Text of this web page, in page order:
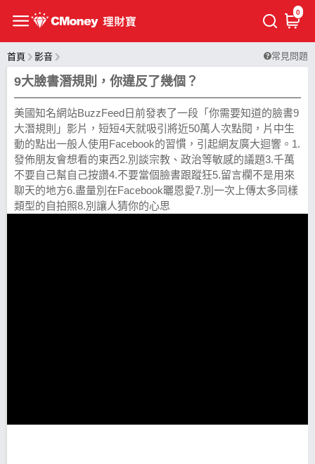
0
首頁 影音 常見問題
9大臉書潛規則，你違反了幾個？
美國知名網站BuzzFeed日前發表了一段「你需要知道的臉書9
大潛規則」影片，短短4天就吸引將近50萬人次點閱，片中生
動的點出一般人使用Facebook的習慣，引起網友廣大迴響。1.
發佈朋友會想看的東西2.別談宗教、政治等敏感的議題3.千萬
不要自己幫自己按讚4.不要當個臉書跟蹤狂5.留言欄不是用來
聊天的地方6.盡量別在Facebook曬恩愛7.別一次上傳太多同樣
類型的自拍照8.別讓人猜你的心思